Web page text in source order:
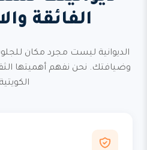
الفائقة
الديوانية ليست مجرد مكان
وضيافتك. نحن نفهم أهميتها